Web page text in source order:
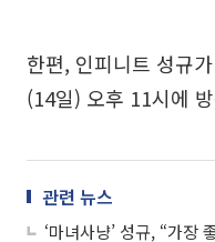
한편, 인피니트 성규
(14일) 오후 11시에
관련 뉴스
‘마녀사냥’ 성규, “가장